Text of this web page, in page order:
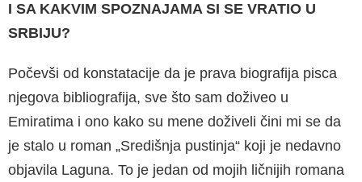
I SA KAKVIM SPOZNAJAMA SI SE VRATIO U
SRBIJU?
Počevši od konstatacije da je prava biografija pisca
njegova bibliografija, sve što sam doživeo u
Emiratima i ono kako su mene doživeli čini mi se da
je stalo u roman „Središnja pustinja“ koji je nedavno
objavila Laguna. To je jedan od mo­jih ličnijih romana